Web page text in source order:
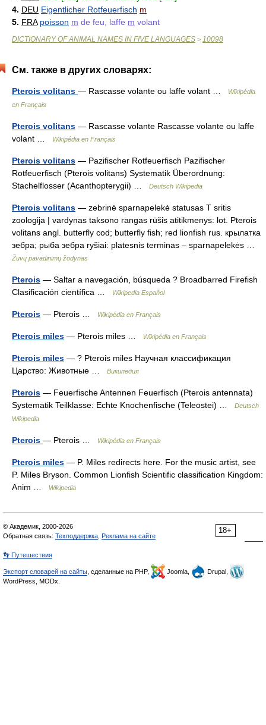
4. DEU Eigentlicher Rotfeuerfisch m
5. FRA poisson m de feu, laffe m volant
DICTIONARY OF ANIMAL NAMES IN FIVE LANGUAGES > 10098
См. также в других словарях:
Pterois volitans — Rascasse volante ou laffe volant …
Wikipédia
en Français
Pterois volitans — Rascasse volante Rascasse volante ou laffe
volant …
Wikipédia en Français
Pterois volitans — Pazifischer Rotfeuerfisch Pazifischer
Rotfeuerfisch (Pterois volitans) Systematik Überordnung:
Stachelflosser (Acanthopterygii) …
Deutsch Wikipedia
Pterois volitans — zebrinė sparnapelekė statusas T sritis
zoologija | vardynas taksono rangas rūšis atitikmenys: lot. Pterois
volitans angl. butterfly cod; butterfly fish; red lionfish rus. крылатка
зебра; рыба зебра ryšiai: platesnis terminas – sparnapelekės …
Žuvų pavadinimų žodynas
Pterois — Saltar a navegación, búsqueda ? Broadbarred Firefish
Clasificación científica …
Wikipedia Español
Pterois — Pterois … Wikipédia en Français
Pterois miles — Pterois miles … Wikipédia en Français
Pterois miles — ? Pterois miles Научная классификация
Царство: Животные …
Википедия
Pterois — Feuerfische Antennen Feuerfisch (Pterois antennata)
Systematik Teilklasse: Echte Knochenfische (Teleostei) …
Deutsch
Wikipedia
Pterois — Pterois … Wikipédia en Français
Pterois miles — P. Miles redirects here. For the music artist, see
P. Miles Bryson. Common Lionfish Scientific classification Kingdom:
Anim …
Wikipedia
18+
© Академик, 2000-2026
Обратная связь: Техподдержка Реклама на сайте
👣 Путешествия
Экспорт словарей на сайты , сделанные на PHP, Joomla,
Drupal,
WordPress, MODx.